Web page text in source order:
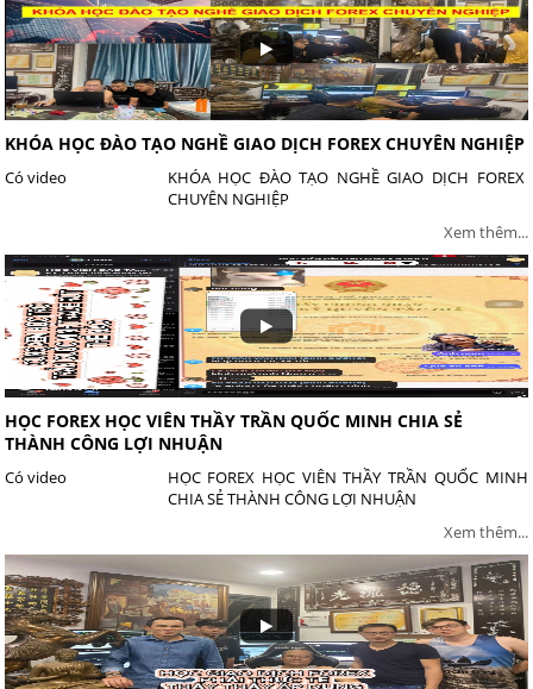
KHÓA HỌC ĐÀO TẠO NGHỀ GIAO DỊCH FOREX CHUYÊN NGHIỆP
KHÓA HỌC ĐÀO TẠO NGHỀ GIAO DỊCH FOREX
CHUYÊN NGHIỆP
Có video
Xem thêm...
HỌC FOREX HỌC VIÊN THẦY TRẦN QUỐC MINH CHIA SẺ
THÀNH CÔNG LỢI NHUẬN
HỌC FOREX HỌC VIÊN THẦY TRẦN QUỐC MINH
CHIA SẺ THÀNH CÔNG LỢI NHUẬN
Có video
Xem thêm...